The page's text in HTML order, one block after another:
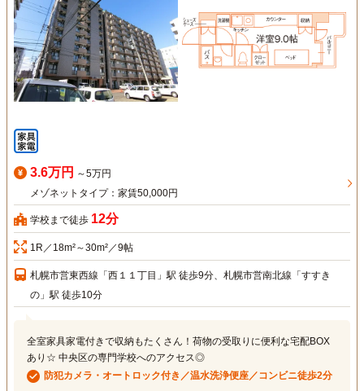
3.6万円 ～5万円
メゾネットタイプ：家賃50,000円
学校まで徒歩 12分
1R／18m²～30m²／9帖
札幌市営東西線「西１１丁目」駅 徒歩9分、札幌市営南北線「すすき
の」駅 徒歩10分
全室家具家電付きで収納もたくさん！荷物の受取りに便利な宅配BOX
あり☆ 中央区の専門学校へのアクセス◎
防犯カメラ・オートロック付き／温水洗浄便座／コンビニ徒歩2分